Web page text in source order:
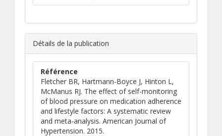
Détails de la publication
Référence
Fletcher BR, Hartmann-Boyce J, Hinton L,
McManus RJ. The effect of self-monitoring
of blood pressure on medication adherence
and lifestyle factors: A systematic review
and meta-analysis. American Journal of
Hypertension. 2015.